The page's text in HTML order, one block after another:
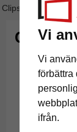
Vi
Vi
förbättra
ifrån.
Clipsram
Clipsram